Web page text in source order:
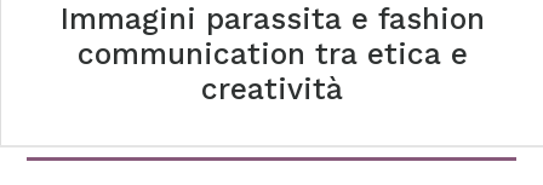
Immagini parassita e fashion
communication tra etica e
creatività